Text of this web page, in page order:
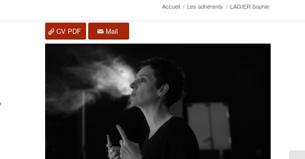
Accueil / Les adhérents / LAGIER Sophie
CV PDF Mail